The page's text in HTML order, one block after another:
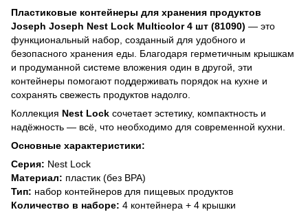
Пластиковые контейнеры для хранения продуктов
Joseph Joseph Nest Lock Multicolor 4 шт (81090) — это
функциональный набор, созданный для удобного и
безопасного хранения еды. Благодаря герметичным крышкам
и продуманной системе вложения один в другой, эти
контейнеры помогают поддерживать порядок на кухне и
сохранять свежесть продуктов надолго.
Коллекция Nest Lock сочетает эстетику, компактность и
надёжность — всё, что необходимо для современной кухни.
Основные характеристики:
Серия: Nest Lock
Материал: пластик (без BPA)
Тип: набор контейнеров для пищевых продуктов
Количество в наборе: 4 контейнера + 4 крышки